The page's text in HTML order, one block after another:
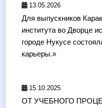
13.05.2026
Для выпускников
института во Дворце
городе Нукусе
карьеры.»
15.10.2025
ОТ УЧЕБНОГО